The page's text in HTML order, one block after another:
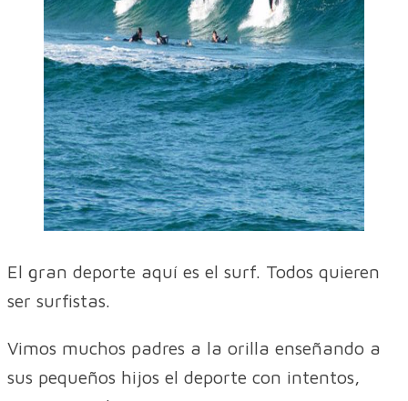
El gran deporte aquí es el surf. Todos quieren
ser surfistas.
Vimos muchos padres a la orilla enseñando a
sus pequeños hijos el deporte con intentos,